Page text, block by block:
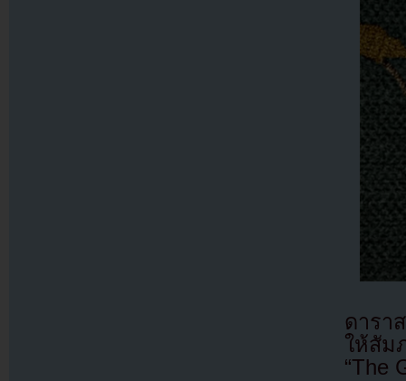
ดารา
ให้สัม
“The